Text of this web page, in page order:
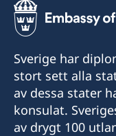
Sverige har
stort sett alla
av dessa stater
konsulat.
av drygt 100